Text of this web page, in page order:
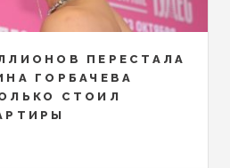
ПЕРЕСТАЛА
ГОРБАЧЕВА
СТОИЛ